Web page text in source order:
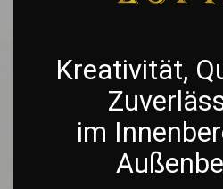
Kreativität,
im